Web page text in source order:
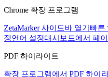
Chrome 확장 프로그램
ZetaMarker 사이드바 열기 빠른
정언어 설정대시보드에서 페이
PDF 하이라이트
확장 프로그램에서 PDF 하이